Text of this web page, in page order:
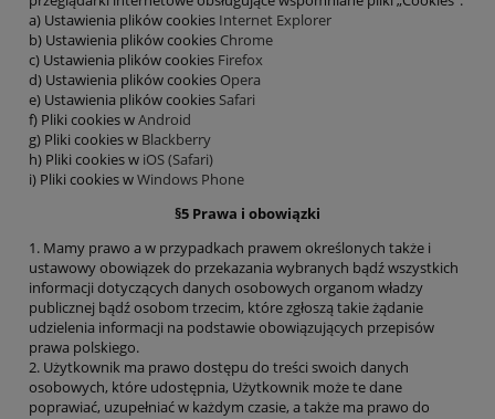
a) Ustawienia plików cookies Internet Explorer
b) Ustawienia plików cookies Chrome
c) Ustawienia plików cookies Firefox
d) Ustawienia plików cookies Opera
e) Ustawienia plików cookies Safari
f) Pliki cookies wAndroid
g) Pliki cookies w Blackberry
h) Pliki cookies w iOS (Safari)
i) Pliki cookies wWindows Phone
§5 Prawa i obowiązki
1. Mamy prawo a w przypadkach prawem określonych także i
ustawowy obowiązek do przekazania wybranych bądź wszystkich
informacji dotyczących danych osobowych organom władzy
publicznej bądź osobom trzecim, które zgłoszą takie żądanie
udzielenia informacji na podstawie obowiązujących przepisów
prawa polskiego.
2. Użytkownik ma prawo dostępu do treści swoich danych
osobowych, które udostępnia, Użytkownik może te dane
poprawiać, uzupełniać w każdym czasie, a także ma prawo do